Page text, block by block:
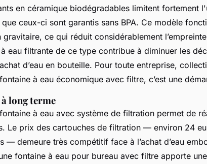
en céramique biodégradables limitent fortement
que ceux-ci sont garantis sans BPA. Ce modèle
ce qui réduit considérablement
eau filtrante de ce type contribue à diminuer les
d’eau en bouteille. Pour toute entreprise,
à eau économique avec filtre, c’est une
long terme
à eau avec système de filtration permet de
Le prix des cartouches de filtration — environ 24
— demeure très compétitif face à l’achat d’eau
fontaine à eau pour bureau avec filtre apporte